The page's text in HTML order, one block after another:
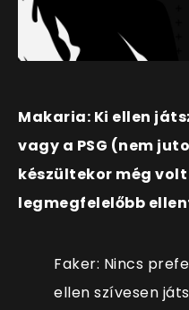
Makaria: Ki ellen
vagy a PSG (nem
készültekor még
legmegfelelőbb
Faker: Nincs
ellen szívesen